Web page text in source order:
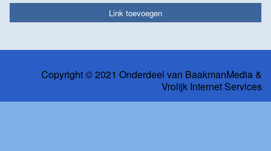
Link toevoegen
Copyright © 2021 Onderdeel van BaakmanMedia&
Vrolijk Internet Services